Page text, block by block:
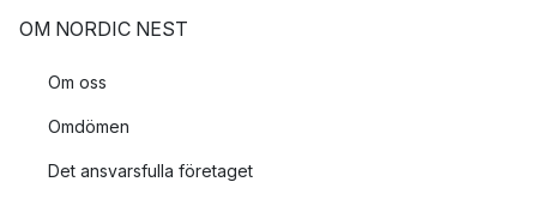
OM NORDIC NEST
Om oss
Omdömen
Det ansvarsfulla företaget